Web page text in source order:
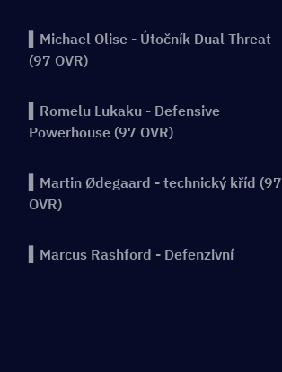
▍Michael Olise - Útočník Dual Threat
(97 OVR)
▍Romelu Lukaku - Defensive
Powerhouse (97 OVR)
▍Martin Ødegaard - technický kříd (97
OVR)
▍Marcus Rashford - Defenzivní